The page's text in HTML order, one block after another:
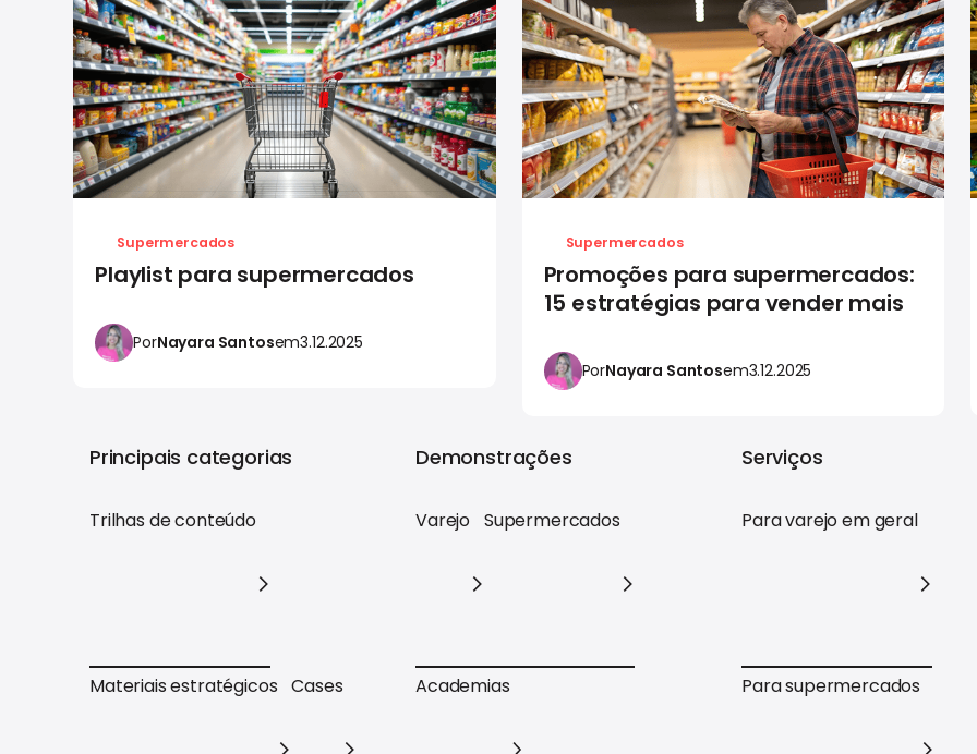
Supermercados
Playlist para supermercados
PorNayara Santosem3.12.2025
Supermercados
Promoções para supermercados:
15 estratégias para vender mais
PorNayara Santosem3.12.2025
Principais categorias
Trilhas de conteúdo
Trilhas de conteúdo
Materiais estratégicos Cases
Demonstrações
Varejo
Varejo
Supermercados
Supermercados
Academias
Serviços
Para varejo em geral
Para varejo em geral
Para supermercados